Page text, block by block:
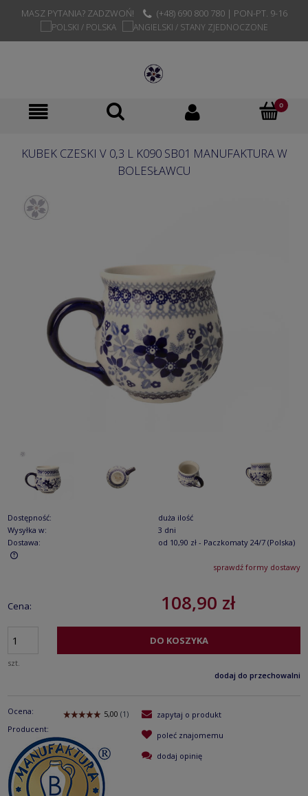
MASZ PYTANIA? ZADZWOŃ! (+48) 690 800 780 | PON-PT. 9-16
KUBEK CZESKI V 0,3 L K090 SB01 MANUFAKTURA W
BOLESŁAWCU
Dostępność:
duża ilość
Wysyłka w:
3 dni
Dostawa:
od 10,90 zł - Paczkomaty 24/7 (Polska)
Cena nie zawiera ewentualnych kosztów płatnościsprawdź formy dostawy
Cena: 108,90 zł
szt.
DO KOSZYKA
dodaj do przechowalni
Ocena:
Producent:
zapytaj o produkt
poleć znajomemu
dodaj opinię